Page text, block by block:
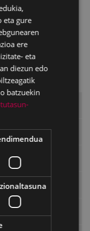
Orokorra
diren irizpideak
eta gure
ere
eta
diezun edo
batzuekin